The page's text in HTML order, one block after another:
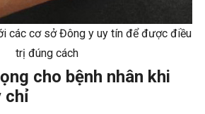
các cơ sở Đông y uy tín để được điều
trị đúng cách
cho bệnh nhân khi
chỉ